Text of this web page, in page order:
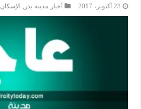
23 أكتوبر، 2017 أخبار مدينة بدر الإسكان